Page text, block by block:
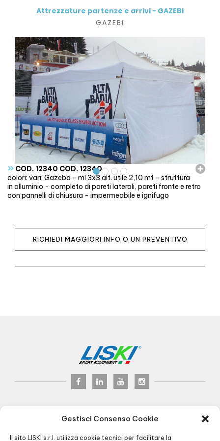
Gestisci Consenso Cookie
Il sito LISKI s.r.l. utilizza cookie tecnici per facilitare la
Attrezzature partenze e arrivi - GAZEBI
GAZEBI
» COD. 12340 COD. 12340
colori: vari. Gazebo - ml 3x3 alt. utile 2,10 mt - struttura
in alluminio - completo di pareti laterali, pareti fronte e retro
con pannelli di chiusura - impermeabile e ignifugo
RICHIEDI MAGGIORI INFO O UN PREVENTIVO
© 2024LISKI s.r.l.
Via Veneto, 8 - 24041 Brembate (BG) Italy